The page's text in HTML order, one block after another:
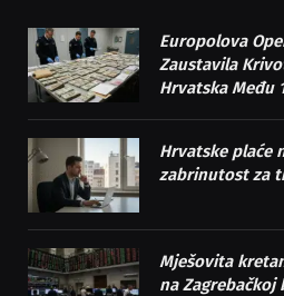
Europolova
Zaustavila
Hrvatska Među
Hrvatske plaće
zabrinutost za
Mješovita
na